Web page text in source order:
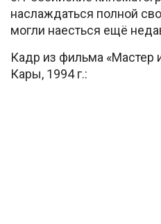
наслаждаться полной
могли наесться ещё
Кадр из фильма «Мастер
Кары, 1994 г.: